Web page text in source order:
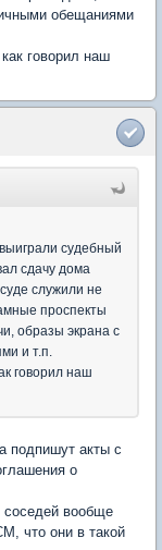
обещаниями
говорил наш
судебный
сдачу дома
служили не
проспекты
образы экрана с
и т.п.
говорил наш
подпишут акты с
о
соседей вообще
что они в такой